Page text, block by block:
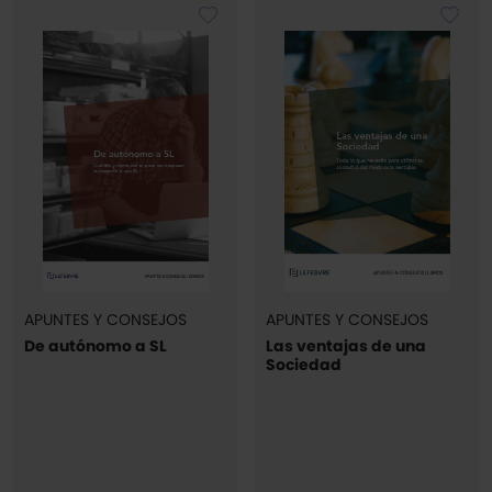
APUNTES Y CONSEJOS
De autónomo a SL
APUNTES Y CONSEJOS
Las ventajas de una
Sociedad